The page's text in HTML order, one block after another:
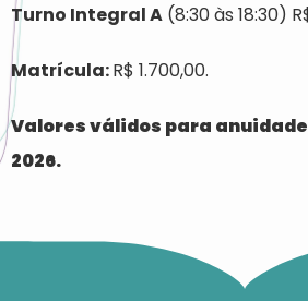
Turno Integral A (8:30 às 18:30)
Matrícula:R$ 1.700,00.
Valores válidos para
2026.